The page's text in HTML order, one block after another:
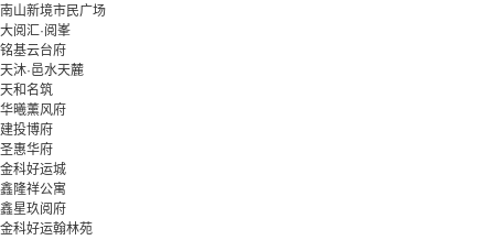
南山新境市民广场
大阅汇·阅峯
铭基云台府
天沐·邑水天麓
天和名筑
华曦薰风府
建投博府
圣惠华府
金科好运城
鑫隆祥公寓
鑫星玖阅府
金科好运翰林苑